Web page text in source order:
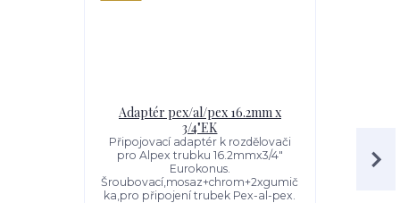
Adaptér pex/al/pex 16.2mm x
3/4"EK
Připojovací adaptér k rozdělovači
pro Alpex trubku 16.2mmx3/4"
Eurokonus.
Šroubovací,mosaz+chrom+2xgumič
ka,pro připojení trubek Pex-al-pex.
a s